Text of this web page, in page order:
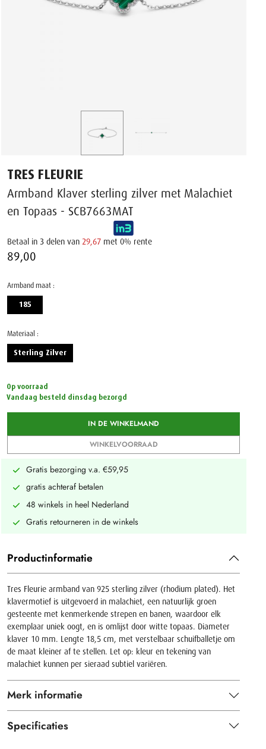
TRES FLEURIE
Armband Klaver sterling zilver met Malachiet
en Topaas - SCB7663MAT
Betaal in 3 delen van 29,67 met 0% rente
89,00 ‌
Armband maat :
185
Materiaal :
Sterling Zilver
Op voorraad
Vandaag besteld dinsdag bezorgd
IN DE WINKELMAND
WINKELVOORRAAD
Gratis bezorging v.a. €59,95
gratis achteraf betalen
48 winkels in heel Nederland
Gratis retourneren in de winkels
Productinformatie
Tres Fleurie armband van 925 sterling zilver (rhodium plated). Het
klavermotief is uitgevoerd in malachiet, een natuurlijk groen
gesteente met kenmerkende strepen en banen, waardoor elk
exemplaar uniek oogt, en is omlijst door witte topaas. Diameter
klaver 10 mm. Lengte 18,5 cm, met verstelbaar schuifballetje om
de maat kleiner af te stellen. Let op: kleur en tekening van
malachiet kunnen per sieraad subtiel variëren.
Merk informatie
Specificaties